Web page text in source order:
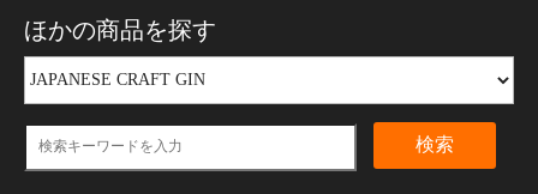
ほかの商品を探す
検索